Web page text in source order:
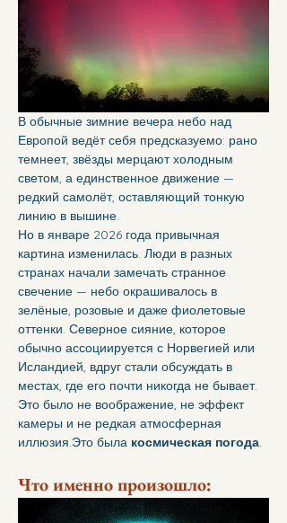
В обычные зимние вечера небо над
Европой ведёт себя предсказуемо: рано
темнеет, звёзды мерцают холодным
светом, а единственное движение —
редкий самолёт, оставляющий тонкую
линию в вышине.
Но в январе 2026 года привычная
картина изменилась. Люди в разных
странах начали замечать странное
свечение — небо окрашивалось в
зелёные, розовые и даже фиолетовые
оттенки. Северное сияние, которое
обычно ассоциируется с Норвегией или
Исландией, вдруг стали обсуждать в
местах, где его почти никогда не бывает.
Это было не воображение, не эффект
камеры и не редкая атмосферная
иллюзия.Это была космическая погода.
Что именно произошло: